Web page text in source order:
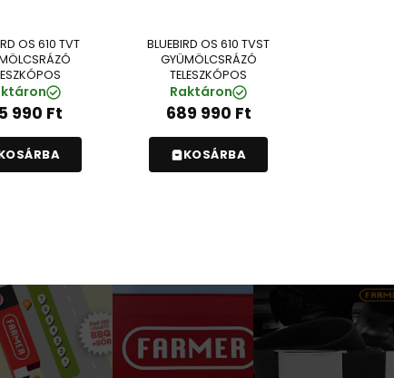
OS 610 TVT
990 Ft
BLUEBIRD OS 610 TVST
GYÜMÖLCSRÁZÓ
TELESZKÓPOS
Raktáron
689 990 Ft
KOSÁRBA